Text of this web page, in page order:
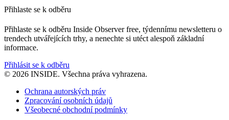
Přihlaste se k odběru
Přihlaste se k odběru Inside Observer free, týdennímu newsletteru o
trendech utvářejících trhy, a nenechte si utéct alespoň základní
informace.
Přihlásit se k odběru
© 2026 INSIDE. Všechna práva vyhrazena.
Ochrana autorských práv
Zpracování osobních údajů
Všeobecné obchodní podmínky